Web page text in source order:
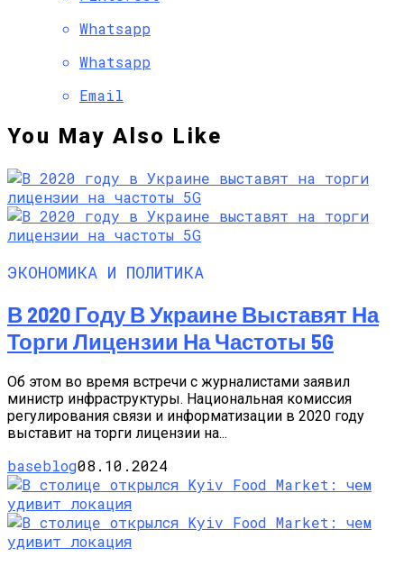
Whatsapp
Whatsapp
Email
You May Also Like
ЭКОНОМИКА И ПОЛИТИКА
В 2020 Году В Украине Выставят На
Торги Лицензии На Частоты 5G
Об этом во время встречи с журналистами заявил
министр инфраструктуры. Национальная комиссия
регулирования связи и информатизации в 2020 году
выставит на торги лицензии на...
baseblog08.10.2024